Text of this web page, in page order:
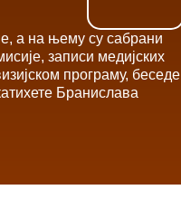
а на њему су сабрани
записи медијских
програму, беседе
Бранислава